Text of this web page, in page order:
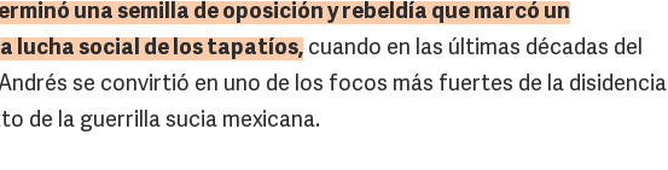
una semilla de oposición y rebeldía que marcó un
lucha social de los tapatíos, cuando en las últimas décadas del
se convirtió en uno de los focos más fuertes de la disidencia
de la guerrilla sucia mexicana.